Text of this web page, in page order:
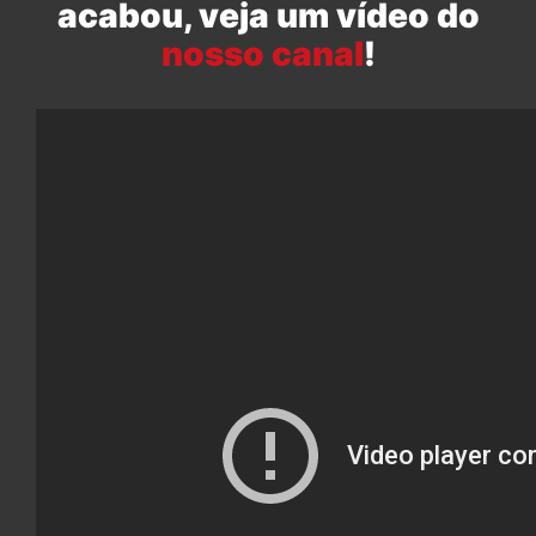
acabou, veja um vídeo do
nosso canal!